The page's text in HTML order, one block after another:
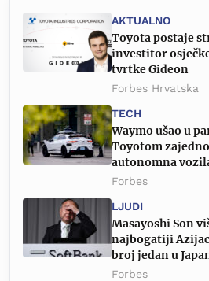
AKTUALNO
Toyota postaje
investitor
tvrtke Gideon
Forbes Hrvatska
TECH
Waymo ušao u
Toyotom
autonomna
Forbes
LJUDI
Masayoshi Son
najbogatiji
broj jedan u
Forbes